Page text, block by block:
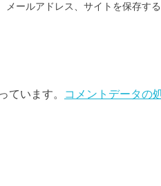
ールアドレス、サイトを保存する
ています。
コメントデータの